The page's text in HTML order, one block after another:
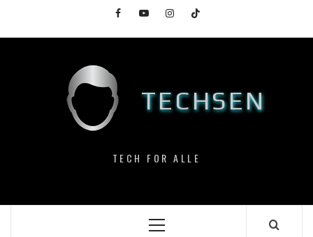
content
FacebookYouTubeInstagramTikTok
TECHSEN
TECH FOR ALLE
Primary